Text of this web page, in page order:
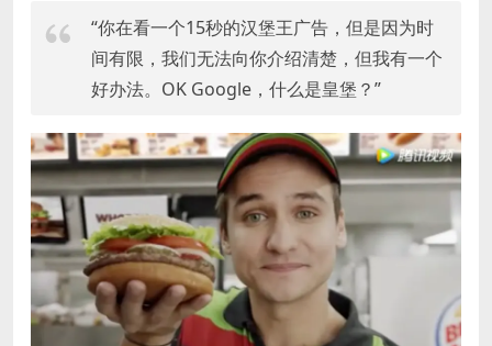
“你在看一个15秒的汉堡王广告，但是因为时
间有限，我们无法向你介绍清楚，但我有一个
好办法。OK Google，什么是皇堡？”